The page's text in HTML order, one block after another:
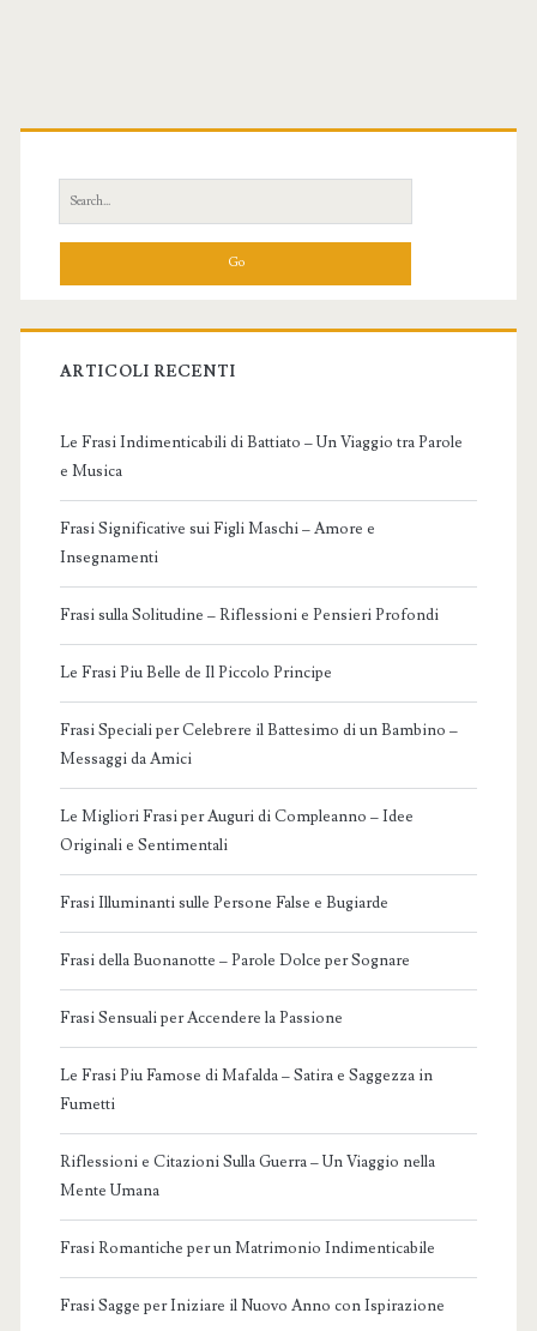
Search
for:
ARTICOLI RECENTI
Le Frasi Indimenticabili di Battiato – Un Viaggio tra Parole
e Musica
Frasi Significative sui Figli Maschi – Amore e
Insegnamenti
Frasi sulla Solitudine – Riflessioni e Pensieri Profondi
Le Frasi Piu Belle de Il Piccolo Principe
Frasi Speciali per Celebrere il Battesimo di un Bambino –
Messaggi da Amici
Le Migliori Frasi per Auguri di Compleanno – Idee
Originali e Sentimentali
Frasi Illuminanti sulle Persone False e Bugiarde
Frasi della Buonanotte – Parole Dolce per Sognare
Frasi Sensuali per Accendere la Passione
Le Frasi Piu Famose di Mafalda – Satira e Saggezza in
Fumetti
Riflessioni e Citazioni Sulla Guerra – Un Viaggio nella
Mente Umana
Frasi Romantiche per un Matrimonio Indimenticabile
Frasi Sagge per Iniziare il Nuovo Anno con Ispirazione